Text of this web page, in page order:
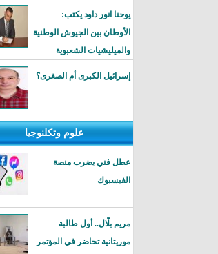
يوحنا انور داود يكتب:
الأوطان بين الجيوش الوطنية
والميليشيات الشعبوية
إسرائيل الكبرى أم الصغرى؟
علوم وتكلنوجيا
عطل فني يضرب منصة
الفيسبوك
مريم بلّال.. أول طالبة
موريتانية تحاضر في المؤتمر